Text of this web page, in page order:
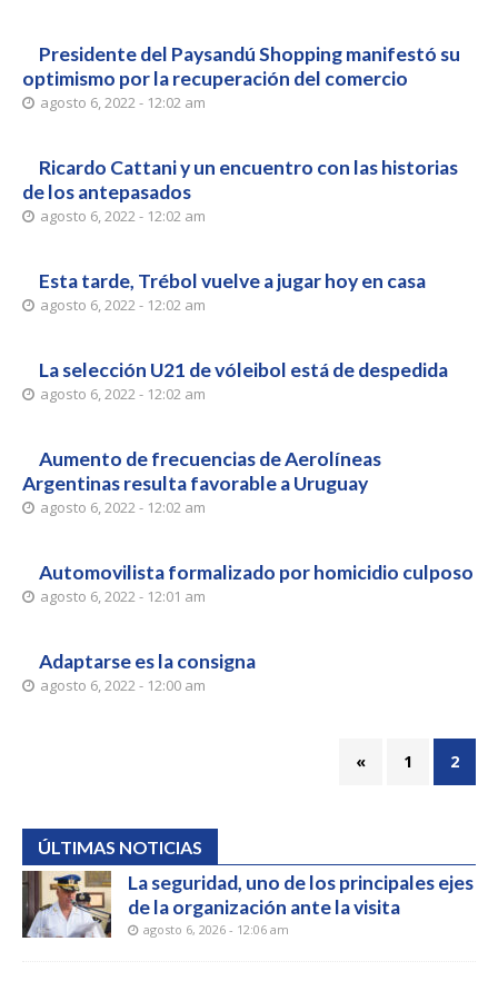
Presidente del Paysandú Shopping manifestó su
optimismo por la recuperación del comercio
agosto 6, 2022 - 12:02 am
Ricardo Cattani y un encuentro con las historias
de los antepasados
agosto 6, 2022 - 12:02 am
Esta tarde, Trébol vuelve a jugar hoy en casa
agosto 6, 2022 - 12:02 am
La selección U21 de vóleibol está de despedida
agosto 6, 2022 - 12:02 am
Aumento de frecuencias de Aerolíneas
Argentinas resulta favorable a Uruguay
agosto 6, 2022 - 12:02 am
Automovilista formalizado por homicidio culposo
agosto 6, 2022 - 12:01 am
Adaptarse es la consigna
agosto 6, 2022 - 12:00 am
« 1 2
ÚLTIMAS NOTICIAS
La seguridad, uno de los principales ejes
de la organización ante la visita
agosto 6, 2026 - 12:06 am